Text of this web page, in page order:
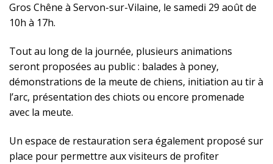
Gros Chêne à Servon-sur-Vilaine, le samedi 29 août de
10h à 17h.
Tout au long de la journée, plusieurs animations
seront proposées au public : balades à poney,
démonstrations de la meute de chiens, initiation au tir à
l’arc, présentation des chiots ou encore promenade
avec la meute.
Un espace de restauration sera également proposé sur
place pour permettre aux visiteurs de profiter